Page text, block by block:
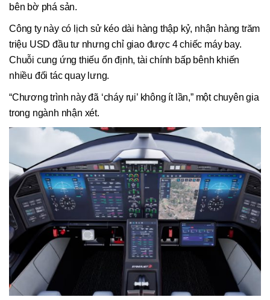
bên bờ phá sản.
Công ty này có lịch sử kéo dài hàng thập kỷ, nhận hàng trăm
triệu USD đầu tư nhưng chỉ giao được 4 chiếc máy bay.
Chuỗi cung ứng thiếu ổn định, tài chính bấp bênh khiến
nhiều đối tác quay lưng.
“Chương trình này đã ‘cháy rụi’ không ít lần,” một chuyên gia
trong ngành nhận xét.